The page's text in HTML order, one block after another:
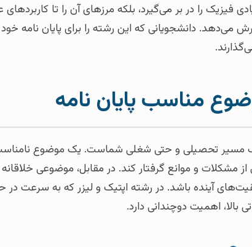
فیزیک را در بر می‌گیرد، بلکه مرزهای آن را تا
دانشجویانی که این رشته را برای پایان نامه خود
مناسب پایان نامه
مسیر تحصیلی و حتی شغلی شماست. یک موضوع نامناسب
و موانع گرفتار کند. در مقابل، موضوعی خلاقانه
آینده باشد. در رشته اپتیک و لیزر که به سرعت
بالا، اهمیت دوچندانی دارد.